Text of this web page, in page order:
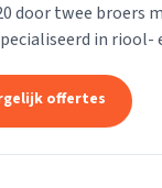
door twee broers
in
offertes